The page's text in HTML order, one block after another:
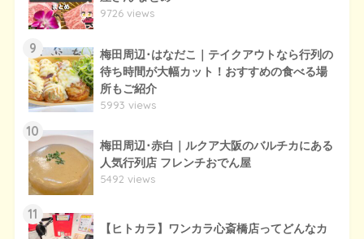
9726 views
9
梅田周辺･はなだこ｜テイクアウトなら行列の
待ち時間が大幅カット！おすすめの食べる場
所もご紹介
5993 views
10
梅田周辺･赤白｜ルクア大阪のバルチカにある
人気行列店 フレンチおでん屋
5492 views
11
【ヒトカラ】ワンカラ心斎橋店ってどんなカ